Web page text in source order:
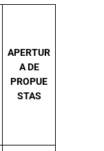
APERTUR
A DE
PROPUE
STAS